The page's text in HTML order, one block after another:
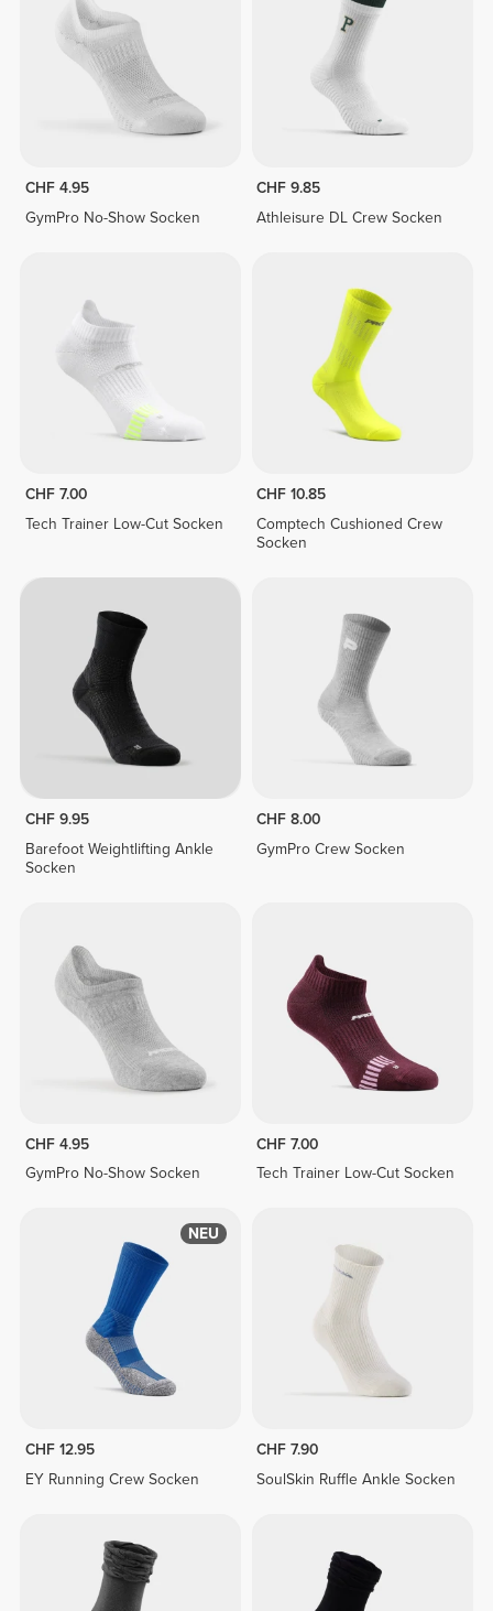
CHF 4.95
GymPro No-Show Socken
CHF 9.85
Athleisure DL Crew Socken
CHF 7.00
Tech Trainer Low-Cut Socken
CHF 10.85
Comptech Cushioned Crew
Socken
CHF 9.95
Barefoot Weightlifting Ankle
Socken
CHF 8.00
GymPro Crew Socken
CHF 4.95
GymPro No-Show Socken
CHF 7.00
Tech Trainer Low-Cut Socken
NEU
CHF 12.95
EY Running Crew Socken
CHF 7.90
SoulSkin Ruffle Ankle Socken